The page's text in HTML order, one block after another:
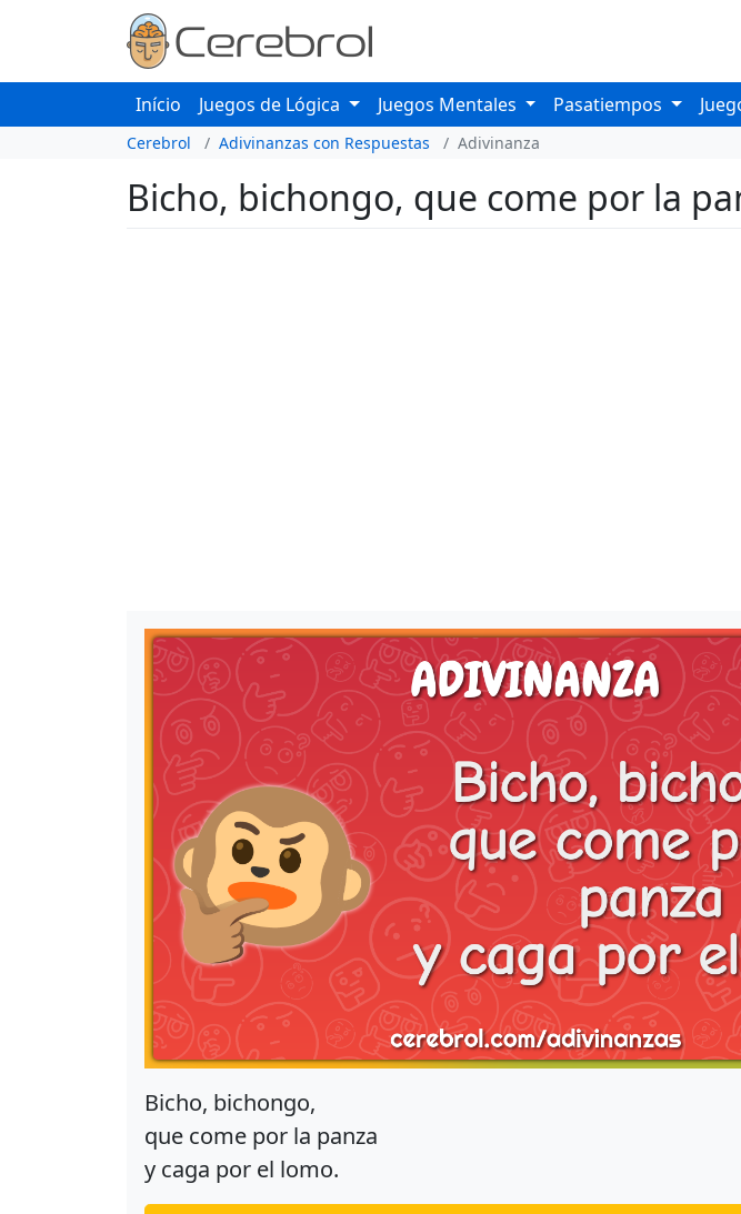
Início Juegos de Lógica Juegos Mentales Pasatiempos
Cerebrol Adivinanzas con Respuestas Adivinanza
Bicho, bichongo, que come por la
Bicho, bichongo,
que come por la panza
y caga por el lomo.